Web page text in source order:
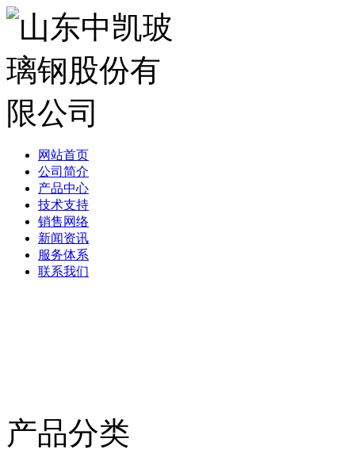
网站首页
公司简介
产品中心
技术支持
销售网络
新闻资讯
服务体系
联系我们
产品分类